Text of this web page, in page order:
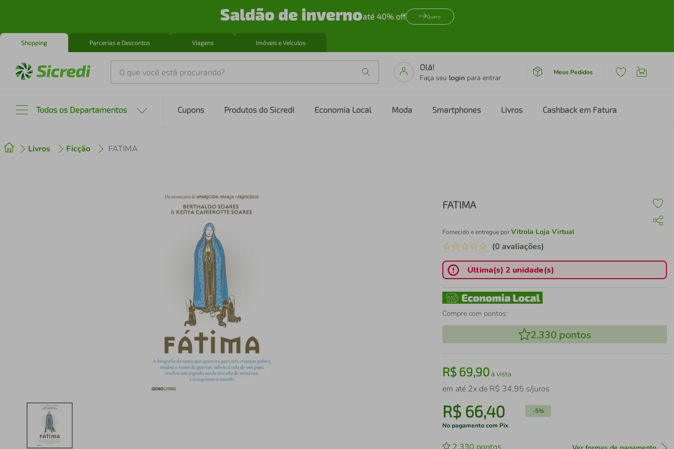
Saldão de invernoaté 40% off Quero
Shopping Parcerias e Descontos Viagens Imóveis e Veículos
O que você está procurando?
Olá!
Faça seu login para entrar
Meus Pedidos
Todos os Departamentos Cupons Produtos do Sicredi Economia Local Moda Smartphones Livros Cashback em Fatura
Livros Ficção FATIMA
FATIMA
Fornecido e entregue porVitrola Loja Virtual
☆☆☆☆☆ (0 avaliações)
Última(s) 2 unidade(s)
Compre com pontos:
2.330 pontos
R$69,90à vista
em até 2x de R$ 34,95 s/juros
R$ 66,40 -5%
No pagamento com Pix
2º cafeteira